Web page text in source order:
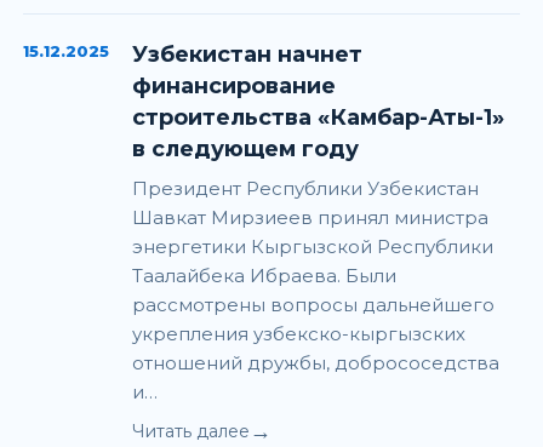
15.12.2025
Узбекистан начнет
финансирование
строительства «Камбар-Аты-1»
в следующем году
Президент Республики Узбекистан
Шавкат Мирзиеев принял министра
энергетики Кыргызской Республики
Таалайбека Ибраева. Были
рассмотрены вопросы дальнейшего
укрепления узбекско-кыргызских
отношений дружбы, добрососедства
и…
Читать далее →